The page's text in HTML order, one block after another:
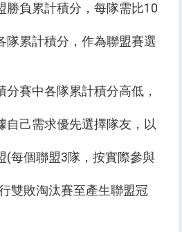
勝負累計積分，每隊需比10
隊累計積分，作為聯盟賽選
分賽中各隊累計積分高低，
自己需求優先選擇隊友，以
(每個聯盟3隊，按實際參與
雙敗淘汰賽至產生聯盟冠